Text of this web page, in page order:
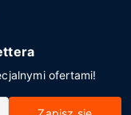
ofertami!